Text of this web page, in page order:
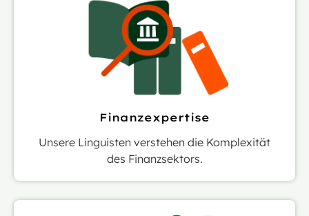
Finanzexpertise
Unsere Linguisten verstehen die Komplexität
des Finanzsektors.